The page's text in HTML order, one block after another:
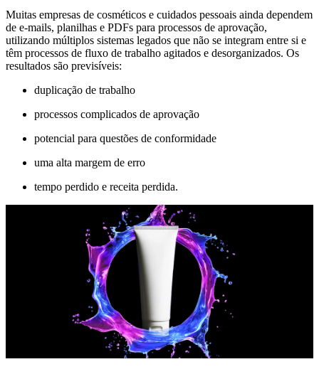
Muitas empresas de cosméticos e cuidados pessoais ainda dependem
de e-mails, planilhas e PDFs para processos de aprovação,
utilizando múltiplos sistemas legados que não se integram entre si e
têm processos de fluxo de trabalho agitados e desorganizados. Os
resultados são previsíveis:
duplicação de trabalho
processos complicados de aprovação
potencial para questões de conformidade
uma alta margem de erro
tempo perdido e receita perdida.